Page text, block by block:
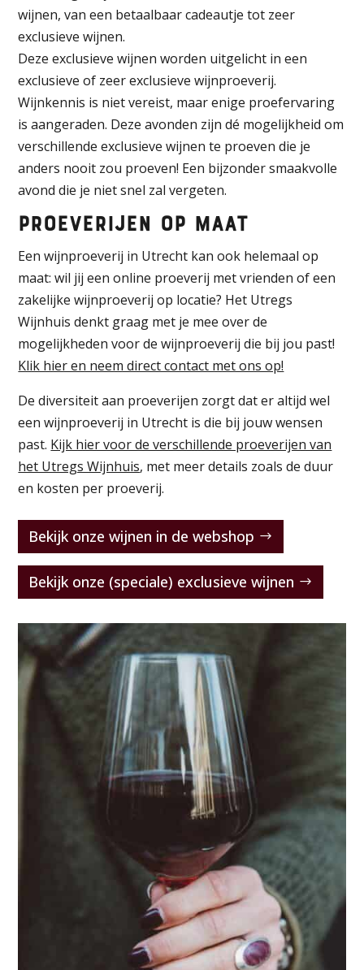
wijnen, van een betaalbaar cadeautje tot zeer
exclusieve wijnen.
Deze exclusieve wijnen worden uitgelicht in een
exclusieve of zeer exclusieve wijnproeverij.
Wijnkennis is niet vereist, maar enige proefervaring
is aangeraden. Deze avonden zijn dé mogelijkheid om
verschillende exclusieve wijnen te proeven die je
anders nooit zou proeven! Een bijzonder smaakvolle
avond die je niet snel zal vergeten.
Proeverijen op maat
Een wijnproeverij in Utrecht kan ook helemaal op
maat: wil jij een online proeverij met vrienden of een
zakelijke wijnproeverij op locatie? Het Utregs
Wijnhuis denkt graag met je mee over de
mogelijkheden voor de wijnproeverij die bij jou past!
Klik hier en neem direct contact met ons op!
De diversiteit aan proeverijen zorgt dat er altijd wel
een wijnproeverij in Utrecht is die bij jouw wensen
past. Kijk hier voor de verschillende proeverijen van
het Utregs Wijnhuis, met meer details zoals de duur
en kosten per proeverij.
Bekijk onze wijnen in de webshop
Bekijk onze (speciale) exclusieve wijnen